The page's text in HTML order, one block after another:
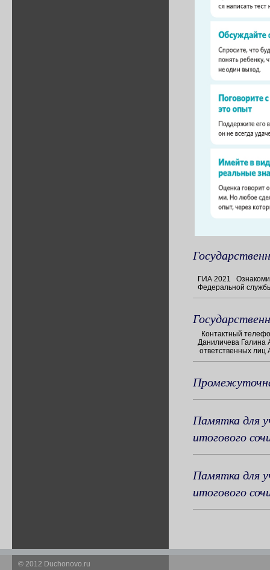
ГИА 2021
Федеральной
Контактный
Даниличева Галина
ответственных
Памятка для
итогового
Памятка для
итогового
© 2012 Duchonovo.ru